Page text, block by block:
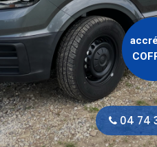
04 74